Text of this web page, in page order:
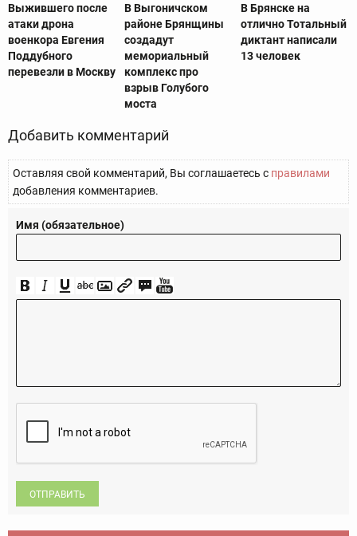
Выжившего после
атаки дрона
военкора Евгения
Поддубного
перевезли в Москву
В Выгоничском
районе Брянщины
создадут
мемориальный
комплекс про
взрыв Голубого
моста
В Брянске на
отлично Тотальный
диктант написали
13 человек
Добавить комментарий
Оставляя свой комментарий, Вы соглашаетесь с правилами
добавления комментариев.
Имя (обязательное)
ОТПРАВИТЬ